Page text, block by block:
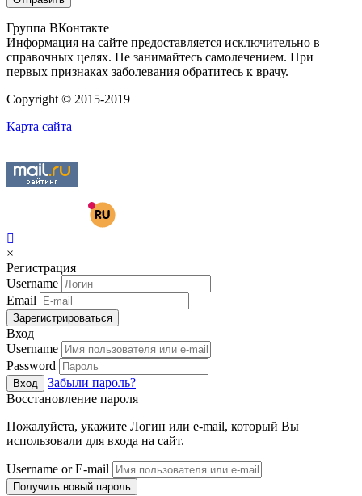
Группа ВКонтакте
Информация на сайте предоставляется исключительно в
справочных целях. Не занимайтесь самолечением. При
первых признаках заболевания обратитесь к врачу.
Copyright © 2015-2019
Карта сайта
×
Регистрация
Username
Email
Зарегистрироваться
Вход
Username
Password
Вход
Забыли пароль?
Восстановление пароля
Пожалуйста, укажите Логин или e-mail, который Вы
использовали для входа на сайт.
Username or E-mail
Получить новый пароль